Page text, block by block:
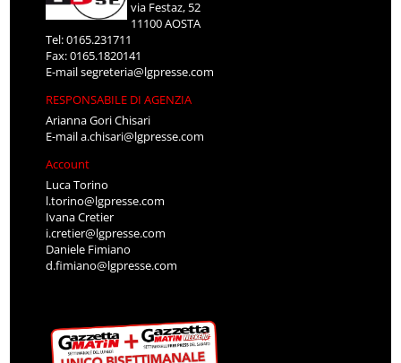
via Festaz, 52
11100 AOSTA
Tel: 0165.231711
Fax: 0165.1820141
E-mailsegreteria@lgpresse.com
RESPONSABILE DI AGENZIA
Arianna Gori Chisari
E-maila.chisari@lgpresse.com
Account
Luca Torino
l.torino@lgpresse.com
Ivana Cretier
i.cretier@lgpresse.com
Daniele Fimiano
d.fimiano@lgpresse.com